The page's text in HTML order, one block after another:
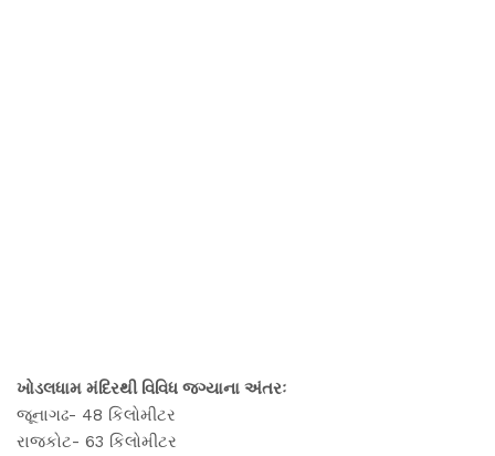
ખોડલધામ મંદિરથી વિવિધ જગ્યાના અંતરઃ
જૂનાગઢ- 48 કિલોમીટર
રાજકોટ- 63 કિલોમીટર